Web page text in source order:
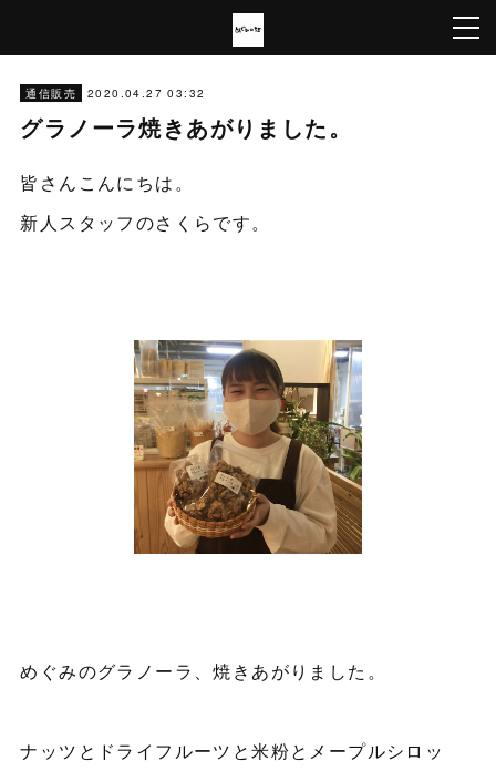
通信販売 2020.04.27 03:32
グラノーラ焼きあがりました。
皆さんこんにちは。
新人スタッフのさくらです。
めぐみのグラノーラ、焼きあがりました。
ナッツとドライフルーツと米粉とメープルシロッ